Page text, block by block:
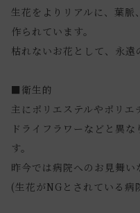
生花をよりリアルに、葉脈
作られています。
枯れないお花として、永遠
■衛生的
主にポリエステルやポリエ
ドライフラワーなどと異
す。
昨今では病院へのお見舞い
(生花がNGとされている病